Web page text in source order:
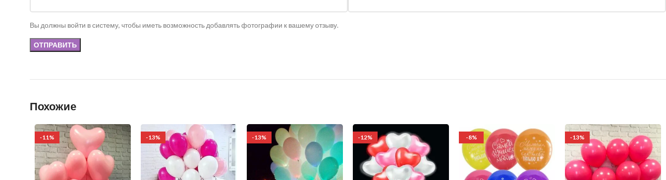
Вы должны войти в систему, чтобы иметь возможность добавлять фотографии к вашему отзыву.
Похожие
-11% -13% -13% -12% -8% -13%